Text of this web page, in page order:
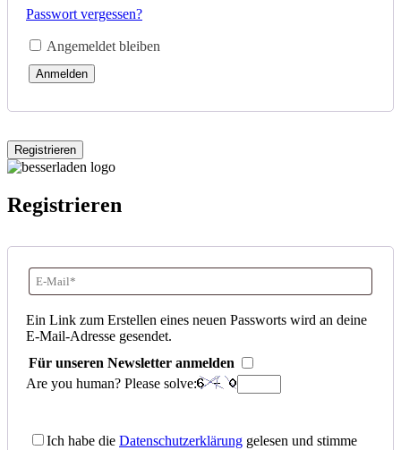
Mail-
Adresse*
Erforderlich
Passwort vergessen?
Angemeldet bleiben
Anmelden
Registrieren
Registrieren
E-
Adresse*
Erforderlich
Ein Link zum Erstellen eines neuen Passworts wird an deine
E-Mail-Adresse gesendet.
Für unseren Newsletter anmelden
Are you human? Please solve:
Ich habe die Datenschutzerklärung gelesen und stimme